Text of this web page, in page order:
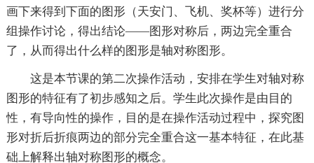
画下来得到下面的图形（天安门、飞机、奖杯等）进行分
组操作讨论，得出结论——图形对称后，两边完全重合
了，从而得出什么样的图形是轴对称图形。
这是本节课的第二次操作活动，安排在学生对轴对称
图形的特征有了初步感知之后。学生此次操作是由目的
性，有导向性的操作，目的是在操作活动过程中，探究图
形对折后折痕两边的部分完全重合这一基本特征，在此基
础上解释出轴对称图形的概念。